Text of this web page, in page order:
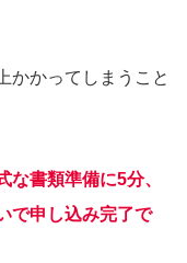
かかってしまうこと
書類準備に5分、
で申し込み完了で